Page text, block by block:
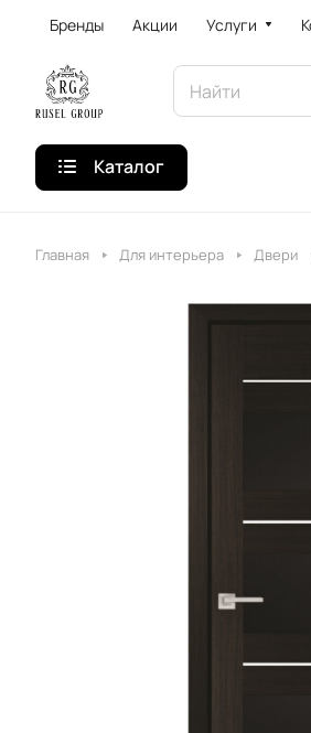
Бренды Акции Услуги
Каталог
Главная Для интерьера Двери